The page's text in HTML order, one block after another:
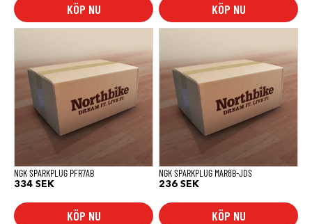
KÖP NU KÖP NU
NGK SPARKPLUG PFR7AB
334 SEK
KÖP NU
NGK SPARKPLUG MAR8B-JDS
236 SEK
KÖP NU